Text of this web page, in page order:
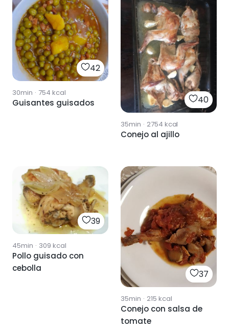
42
30min · 754 kcal
Guisantes guisados 40
35min · 2754 kcal
Conejo al ajillo
39
45min · 309 kcal
Pollo guisado con
cebolla
37
35min · 215 kcal
Conejo con salsa de
tomate